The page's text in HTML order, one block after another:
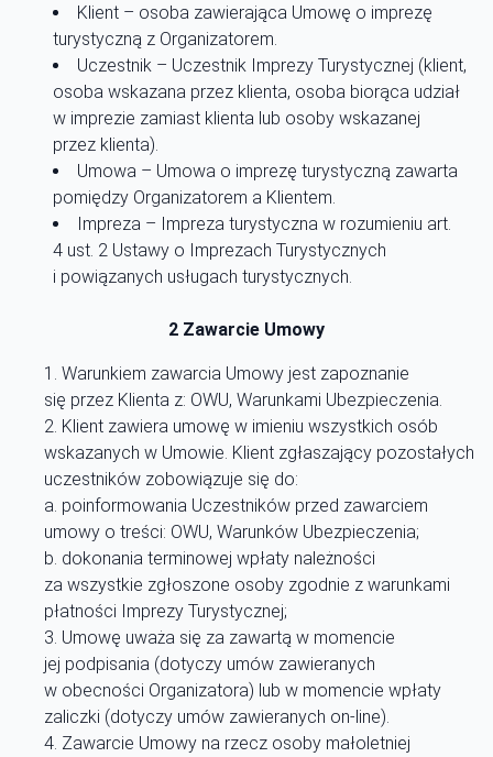
Klient – osoba zawierająca Umowę o imprezę
turystyczną z Organizatorem.
Uczestnik – Uczestnik Imprezy Turystycznej (klient,
osoba wskazana przez klienta, osoba biorąca udział
w imprezie zamiast klienta lub osoby wskazanej
przez klienta).
Umowa – Umowa o imprezę turystyczną zawarta
pomiędzy Organizatorem a Klientem.
Impreza – Impreza turystyczna w rozumieniu art.
4 ust. 2 Ustawy o Imprezach Turystycznych
i powiązanych usługach turystycznych.
2 Zawarcie Umowy
Warunkiem zawarcia Umowy jest zapoznanie
się przez Klienta z: OWU, Warunkami Ubezpieczenia.
Klient zawiera umowę w imieniu wszystkich osób
wskazanych w Umowie. Klient zgłaszający pozostałych
uczestników zobowiązuje się do:
a. poinformowania Uczestników przed zawarciem
umowy o treści: OWU, Warunków Ubezpieczenia;
b. dokonania terminowej wpłaty należności
za wszystkie zgłoszone osoby zgodnie z warunkami
płatności Imprezy Turystycznej;
Umowę uważa się za zawartą w momencie
jej podpisania (dotyczy umów zawieranych
w obecności Organizatora) lub w momencie wpłaty
zaliczki (dotyczy umów zawieranych on-line).
Zawarcie Umowy na rzecz osoby małoletniej